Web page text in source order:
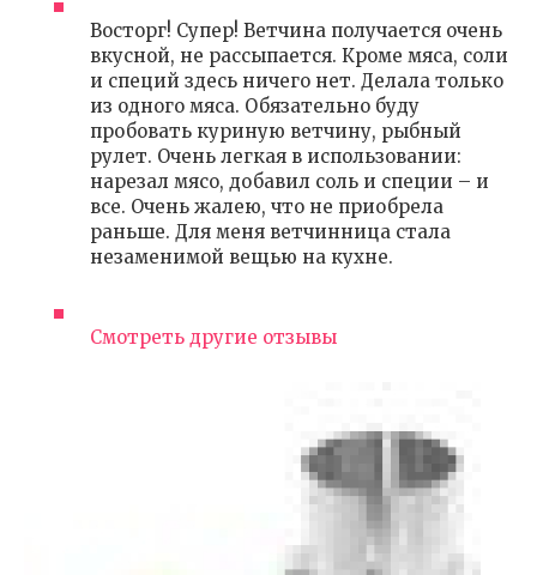
Восторг! Супер! Ветчина получается очень
вкусной, не рассыпается. Кроме мяса, соли
и специй здесь ничего нет. Делала только
из одного мяса. Обязательно буду
пробовать куриную ветчину, рыбный
рулет. Очень легкая в использовании:
нарезал мясо, добавил соль и специи – и
все. Очень жалею, что не приобрела
раньше. Для меня ветчинница стала
незаменимой вещью на кухне.
Смотреть другие отзывы